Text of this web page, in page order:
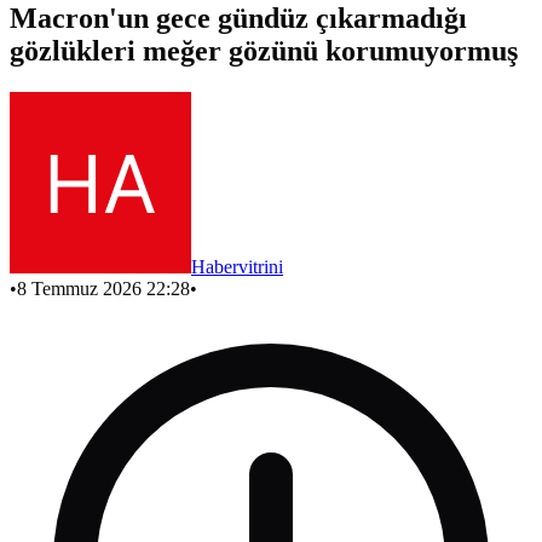
Macron'un gece gündüz çıkarmadığı
gözlükleri meğer gözünü korumuyormuş
Habervitrini
•8 Temmuz 2026 22:28•